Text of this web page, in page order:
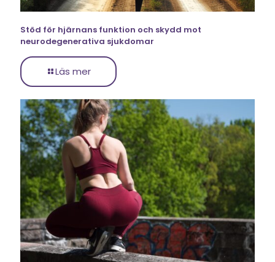
Stöd för hjärnans funktion och skydd mot
neurodegenerativa sjukdomar
Läs mer